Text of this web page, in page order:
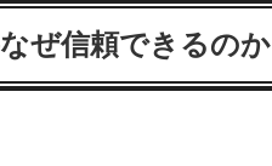
ぜ信頼できるのか